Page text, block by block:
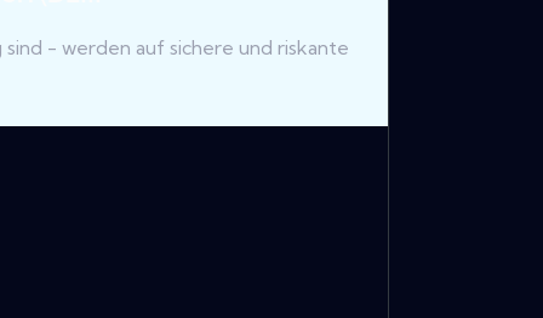
- werden auf sichere und riskante